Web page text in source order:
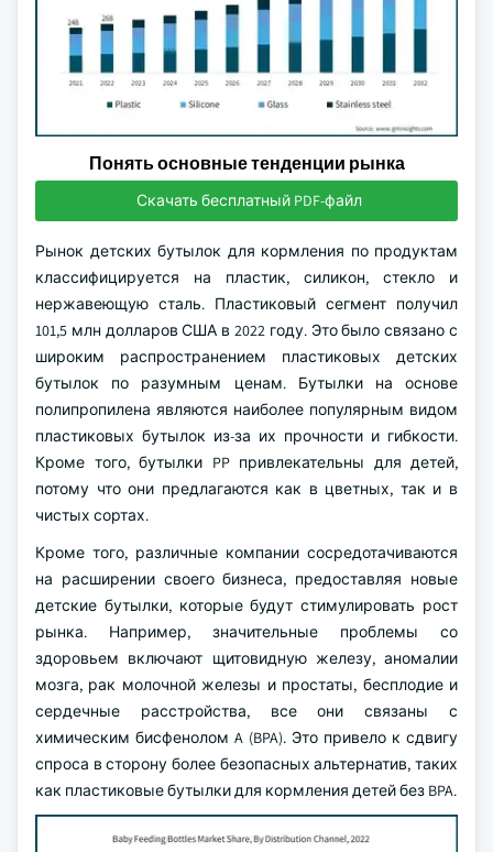
Понять основные тенденции рынка
Скачать бесплатный PDF-файл
Рынок детских бутылок для кормления по продуктам
классифицируется на пластик, силикон, стекло и
нержавеющую сталь. Пластиковый сегмент получил
101,5 млн долларов США в 2022 году. Это было связано с
широким распространением пластиковых детских
бутылок по разумным ценам. Бутылки на основе
полипропилена являются наиболее популярным видом
пластиковых бутылок из-за их прочности и гибкости.
Кроме того, бутылки PP привлекательны для детей,
потому что они предлагаются как в цветных, так и в
чистых сортах.
Кроме того, различные компании сосредотачиваются
на расширении своего бизнеса, предоставляя новые
детские бутылки, которые будут стимулировать рост
рынка. Например, значительные проблемы со
здоровьем включают щитовидную железу, аномалии
мозга, рак молочной железы и простаты, бесплодие и
сердечные расстройства, все они связаны с
химическим бисфенолом A (BPA). Это привело к сдвигу
спроса в сторону более безопасных альтернатив, таких
как пластиковые бутылки для кормления детей без BPA.